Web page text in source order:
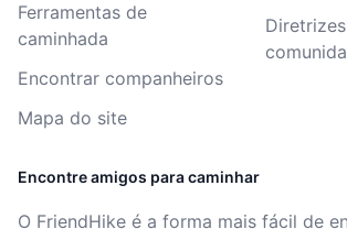
Ferramentas de
caminhada
Encontrar companheiros
Mapa do site
Encontre amigos para caminhar
O FriendHike é a forma mais fácil de